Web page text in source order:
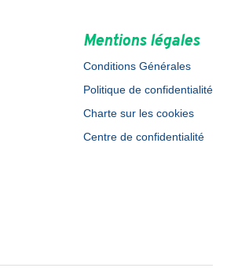
Mentions légales
Conditions Générales
Politique de confidentialité
Charte sur les cookies
Centre de confidentialité